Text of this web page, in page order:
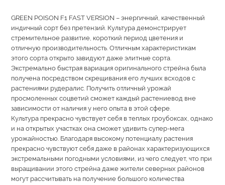
GREEN POISON F1 FAST VERSION – энергичный, качественный
индичный сорт без претензий. Культура демонстрирует
стремительное развитие, короткий период цветения и
отличную производительность. Отличным характеристикам
этого сорта открыто завидуют даже элитные сорта.
Экстремально быстрая вариация оригинального стрейна была
получена посредством скрещивания его лучших всходов с
растениями рудералис. Получить отличный урожай
просмоленных соцветий сможет каждый растениевод вне
зависимости от наличия у него опыта в этой сфере.
Культура прекрасно чувствует себя в теплых гроубоксах, однако
и на открытых участках она сможет удивить супер-мега
урожайностью. Благодаря высокому потенциалу растения
прекрасно чувствуют себя даже в районах характеризующихся
экстремальными погодными условиями, из чего следует, что при
выращивании этого стрейна даже жители северных районов
могут рассчитывать на получение большого количества